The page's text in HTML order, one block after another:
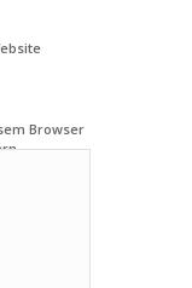
Browser